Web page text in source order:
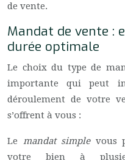
de vente.
Mandat de vente :
durée optimale
Le choix du type de
importante qui peut
déroulement de votre
s’offrent à vous :
Le mandat simple vous
votre bien à